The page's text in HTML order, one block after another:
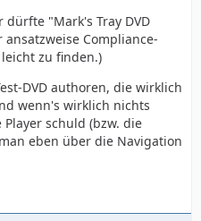
"Mark's Tray DVD
Compliance-
zu finden.)
DVD authoren, die wirklich
wenn's wirklich nichts
schuld (bzw. die
eben über die Navigation